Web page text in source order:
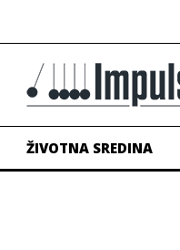
ŽIVOTNA SREDINA